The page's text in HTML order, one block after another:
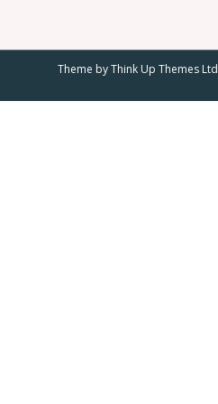
Theme byThink Up Themes Ltd